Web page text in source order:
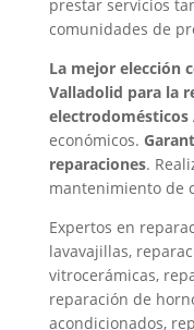
prestar servicios
comunidades de
La mejor elección
Valladolid para la
electrodomésticos
económicos.
reparaciones.
mantenimiento de
Expertos en
lavavajillas,
vitrocerámicas,
reparación de
acondicionados,